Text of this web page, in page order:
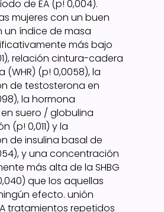
de EA (p! 0,004).
mujeres con un buen
índice de masa
más bajo
relación cintura-cadera
(WHR) (p! 0,0058), la
de testosterona en
la hormona
suero / globulina
(p! 0,011) y la
de insulina basal de
y una concentración
más alta de la SHBG
que los aquellas
efecto. unión
tratamientos repetidos